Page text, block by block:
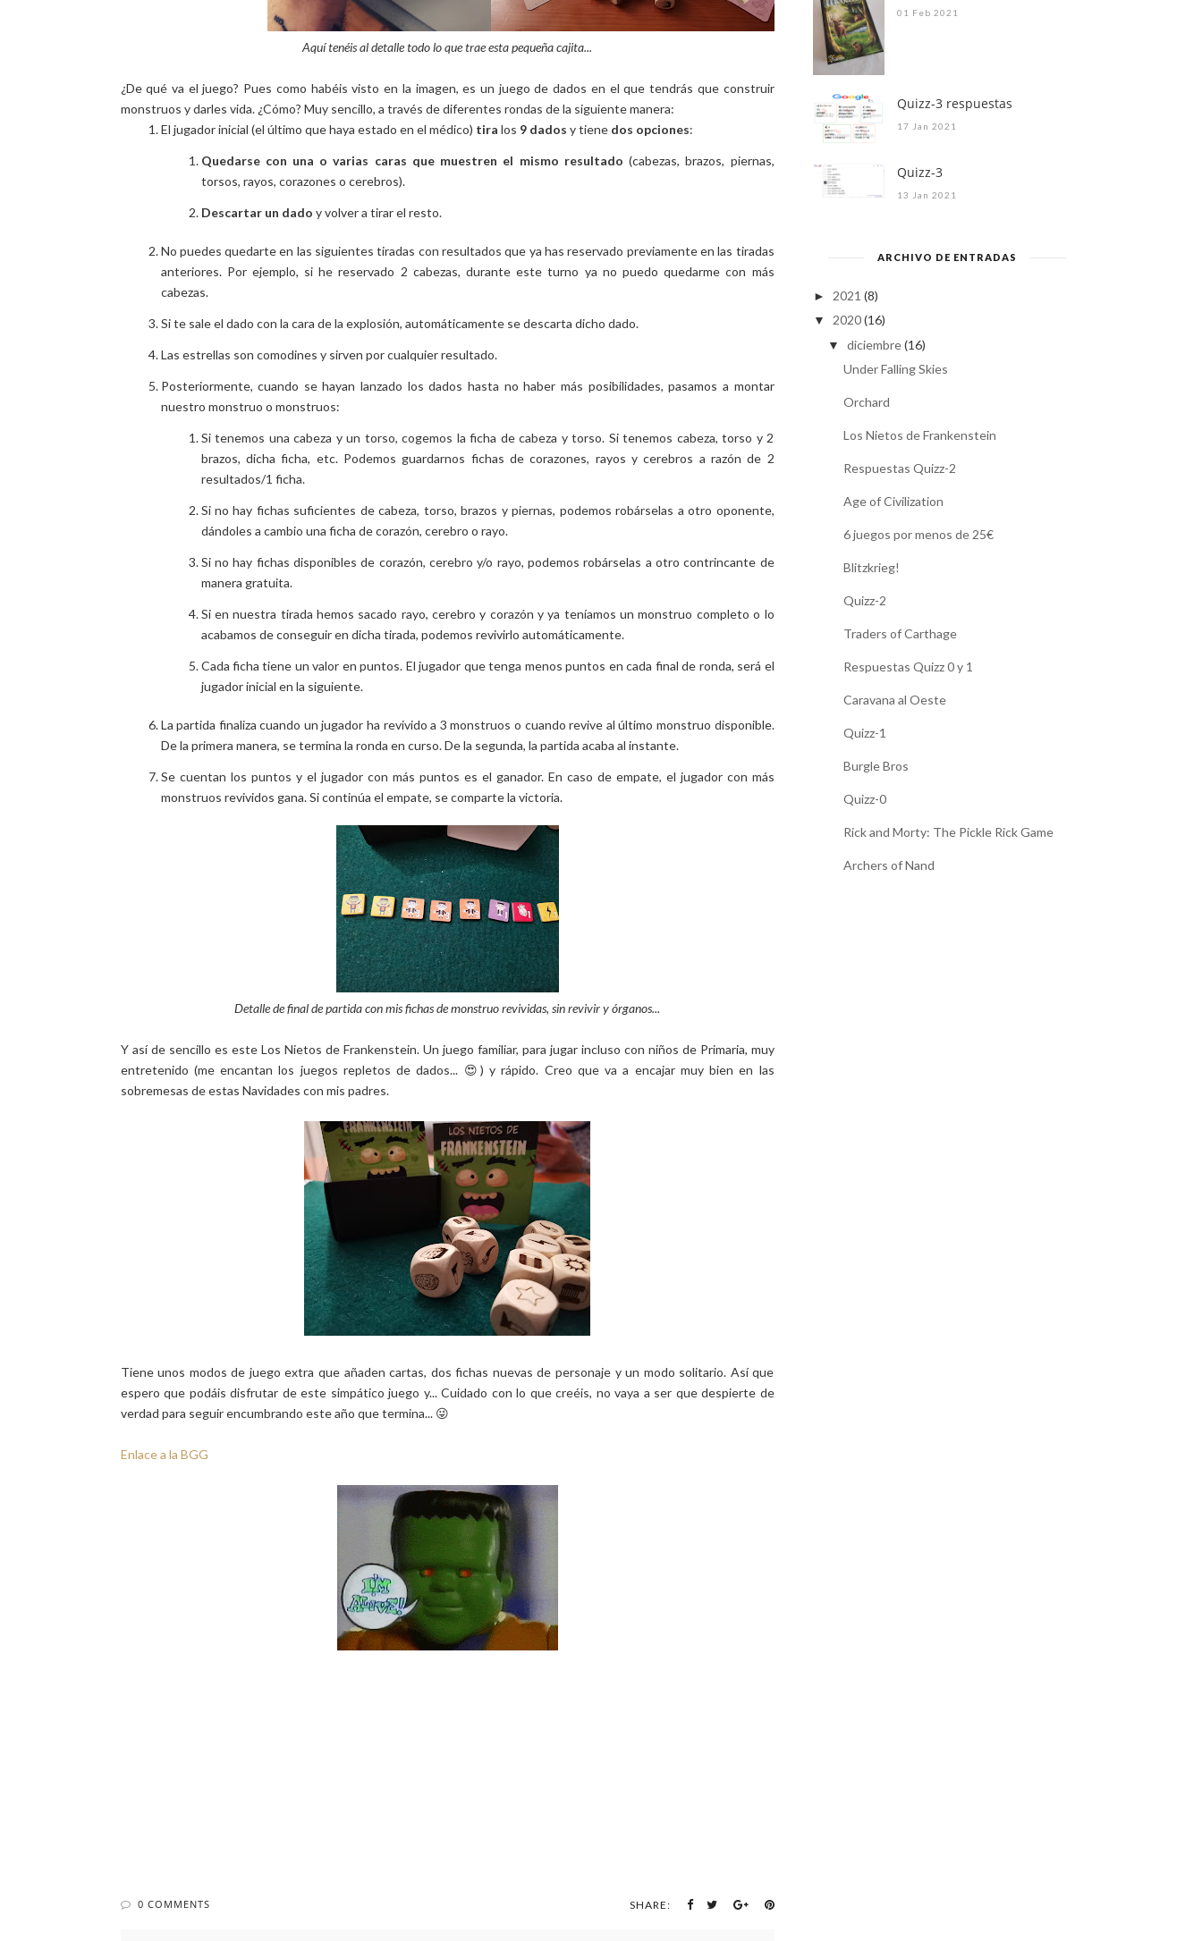
Aquí tenéis al detalle todo lo que trae esta pequeña cajita...
¿De qué va el juego? Pues como habéis visto en la imagen, es un juego de dados en el que tendrás que construir
monstruos y darles vida. ¿Cómo? Muy sencillo, a través de diferentes rondas de la siguiente manera:
El jugador inicial (el último que haya estado en el médico) tira los 9 dados y tiene dos opciones:
Quedarse con una o varias caras que muestren el mismo resultado (cabezas, brazos, piernas,
torsos, rayos, corazones o cerebros).
Descartar un dado y volver a tirar el resto.
No puedes quedarte en las siguientes tiradas con resultados que ya has reservado previamente en las tiradas
anteriores. Por ejemplo, si he reservado 2 cabezas, durante este turno ya no puedo quedarme con más
cabezas.
Si te sale el dado con la cara de la explosión, automáticamente se descarta dicho dado.
Las estrellas son comodines y sirven por cualquier resultado.
Posteriormente, cuando se hayan lanzado los dados hasta no haber más posibilidades, pasamos a montar
nuestro monstruo o monstruos:
Si tenemos una cabeza y un torso, cogemos la ficha de cabeza y torso. Si tenemos cabeza, torso y 2
brazos, dicha ficha, etc. Podemos guardarnos fichas de corazones, rayos y cerebros a razón de 2
resultados/1 ficha.
Si no hay fichas suficientes de cabeza, torso, brazos y piernas, podemos robárselas a otro oponente,
dándoles a cambio una ficha de corazón, cerebro o rayo.
Si no hay fichas disponibles de corazón, cerebro y/o rayo, podemos robárselas a otro contrincante de
manera gratuita.
Si en nuestra tirada hemos sacado rayo, cerebro y corazón y ya teníamos un monstruo completo o lo
acabamos de conseguir en dicha tirada, podemos revivirlo automáticamente.
Cada ficha tiene un valor en puntos. El jugador que tenga menos puntos en cada final de ronda, será el
jugador inicial en la siguiente.
La partida finaliza cuando un jugador ha revivido a 3 monstruos o cuando revive al último monstruo disponible.
De la primera manera, se termina la ronda en curso. De la segunda, la partida acaba al instante.
Se cuentan los puntos y el jugador con más puntos es el ganador. En caso de empate, el jugador con más
monstruos revividos gana. Si continúa el empate, se comparte la victoria.
Detalle de final de partida con mis fichas de monstruo revividas, sin revivir y órganos...
Y así de sencillo es este Los Nietos de Frankenstein. Un juego familiar, para jugar incluso con niños de Primaria, muy
entretenido (me encantan los juegos repletos de dados... 😍) y rápido. Creo que va a encajar muy bien en las
sobremesas de estas Navidades con mis padres.
Tiene unos modos de juego extra que añaden cartas, dos fichas nuevas de personaje y un modo solitario. Así que
espero que podáis disfrutar de este simpático juego y... Cuidado con lo que creéis, no vaya a ser que despierte de
verdad para seguir encumbrando este año que termina... 😜
Enlace a la BGG
0 COMMENTS SHARE:
01 Feb 2021
Quizz-3 respuestas
17 Jan 2021
Quizz-3
13 Jan 2021
ARCHIVO DE ENTRADAS
► 2021 (8)
▼ 2020 (16)
▼ diciembre(16)
Under Falling Skies
Orchard
Los Nietos de Frankenstein
Respuestas Quizz-2
Age of Civilization
6 juegos por menos de 25€
Blitzkrieg!
Quizz-2
Traders of Carthage
Respuestas Quizz 0 y 1
Caravana al Oeste
Quizz-1
Burgle Bros
Quizz-0
Rick and Morty: The Pickle Rick Game
Archers of Nand